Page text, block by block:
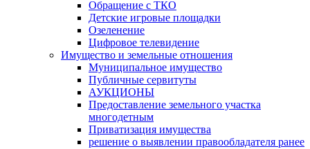
Обращение с ТКО
Детские игровые площадки
Озеленение
Цифровое телевидение
Имущество и земельные отношения
Муниципальное имущество
Публичные сервитуты
АУКЦИОНЫ
Предоставление земельного участка
многодетным
Приватизация имущества
решение о выявлении правообладателя ранее